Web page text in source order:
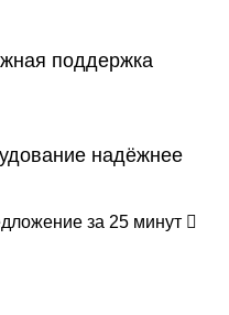
поддержка
надёжнее
за 25 минут